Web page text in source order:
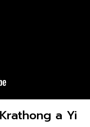
a Yi